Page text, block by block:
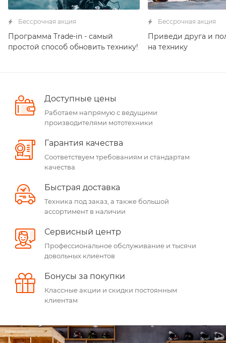
Бессрочная акция
Программа Trade-in - самый
простой способ обновить технику!
Бессрочная акция
Приведи друга и
на технику
Доступные цены
Работаем напрямую с ведущими
производителями мототехники
Гарантия качества
Соответствуем требованиям и стандартам
качества
Быстрая доставка
Техника под заказ, а также большой
ассортимент в наличии
Сервисный центр
Профессиональное обслуживание и тысячи
довольных клиентов
Бонусы за покупки
Классные акции и скидки постоянным
клиентам